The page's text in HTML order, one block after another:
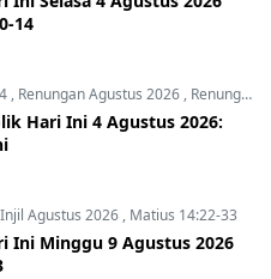
14
, Renungan Agustus 2026 , Renungan Hari Ini
Hari Ini 4 Agustus 2026:
Injil Agustus 2026 , Matius 14:22-33
Ini Minggu 9 Agustus 2026